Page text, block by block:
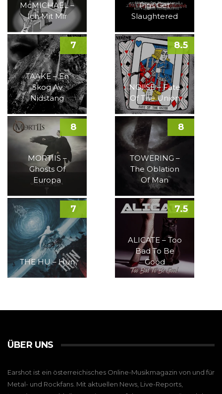
McMICHAEL –
Ich Mit Mir
Pigs Get
Slaughtered
TAAKE – En
Skog Av
Nidstang
7
NOI!SE – Fate
Of The Union
8.5
MORTIIS –
Ghosts Of
Europa
8
TOWERING –
The Oblation
Of Man
8
THE HU – Hun
7
ALICATE – Too
Bad To Be
Good
7.5
ÜBER UNS
Earshot ist ein österreichisches Online-Musikmagazin von und für
Metal- und Rockfans. Mit aktuellen News, Live-Reports,